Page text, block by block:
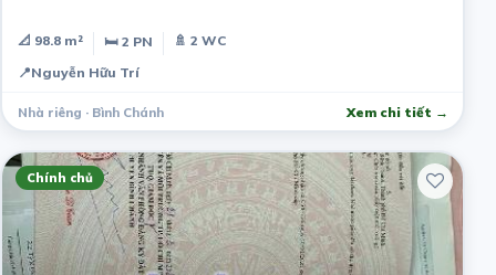
📐 98.8 m² 🛏 2 PN
🚿 2 WC
📍Nguyễn Hữu Trí
Nhà riêng · Bình Chánh Xem chi tiết →
Chính chủ